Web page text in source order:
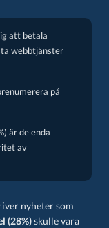
att betala
webbtjänster
på
är de enda
av
nyheter som
(28%)skulle vara